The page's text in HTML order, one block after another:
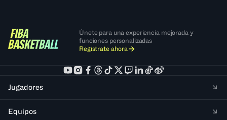
Únete para una experiencia mejorada y
funciones personalizadas
Regístrate ahora
Jugadores
Equipos